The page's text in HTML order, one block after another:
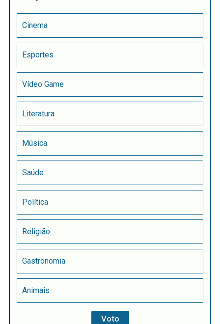
Cinema
Esportes
Vídeo Game
Literatura
Música
Saúde
Política
Religião
Gastronomia
Animais